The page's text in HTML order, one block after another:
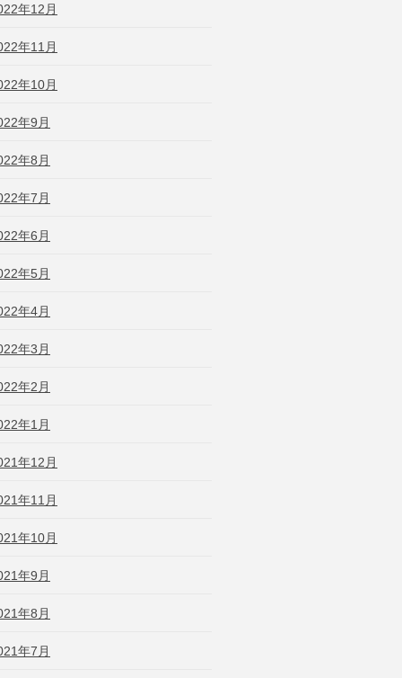
年12月
年11月
年10月
年9月
年8月
年7月
年6月
年5月
年4月
年3月
年2月
年1月
年12月
年11月
年10月
年9月
年8月
年7月